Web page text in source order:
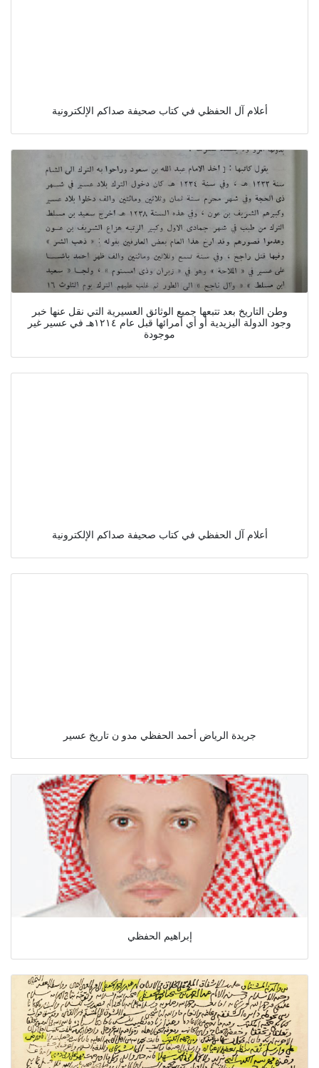
أعلام آل الحفظي في كتاب صحيفة صداكم الإلكترونية
وطن التاريخ بعد تتبعها جميع الوثائق العسيرية التي نقل عنها خبر
وجود الدولة اليزيدية أو أي أمرائها قبل عام ١٢١٤هـ في عسير غير
موجودة
أعلام آل الحفظي في كتاب صحيفة صداكم الإلكترونية
جريدة الرياض أحمد الحفظي مدو ن تاريخ عسير
إبراهيم الحفظي